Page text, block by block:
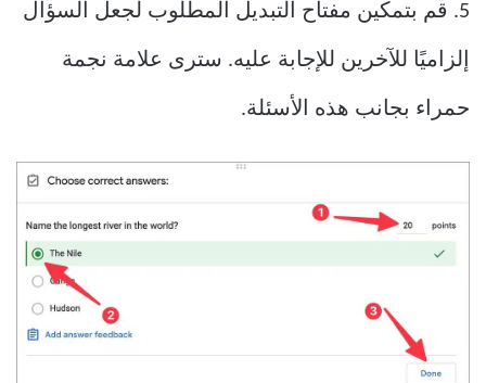
5. قم بتمكين مفتاح التبديل المطلوب لجعل السؤال
إلزاميًا للآخرين للإجابة عليه. سترى علامة نجمة
حمراء بجانب هذه الأسئلة.